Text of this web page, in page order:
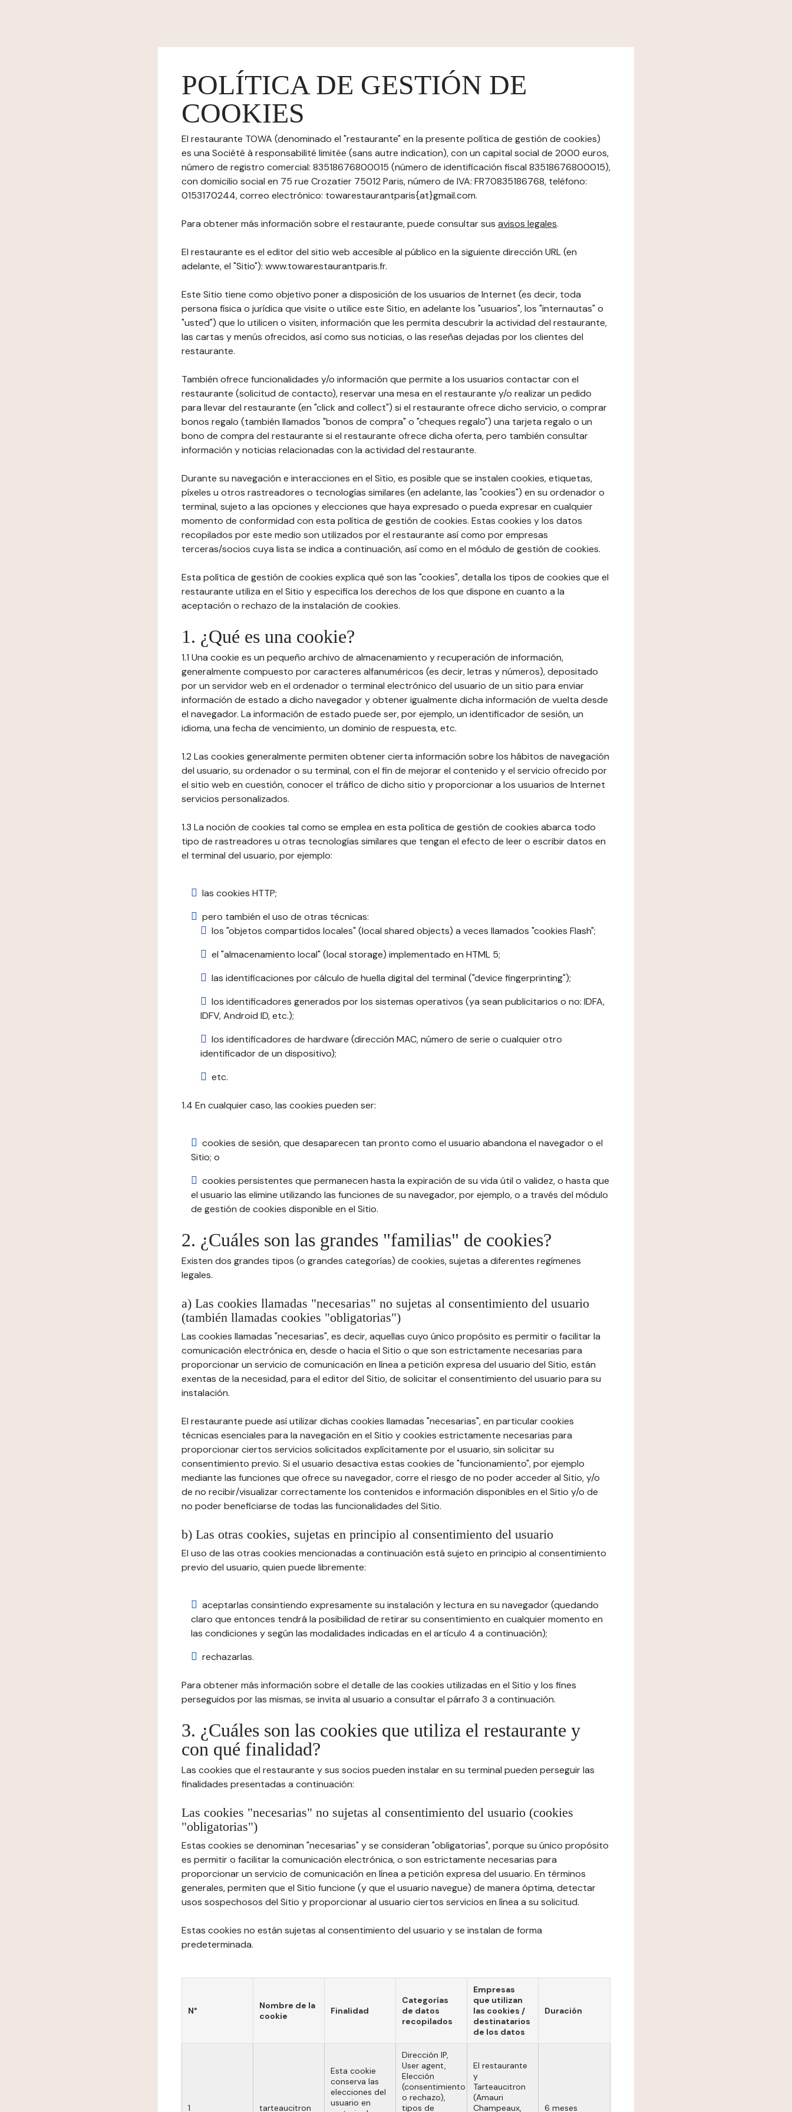
POLÍTICA DE GESTIÓN DE
COOKIES
El restaurante TOWA (denominado el "restaurante" en la presente política de gestión de cookies)
es una Société à responsabilité limitée (sans autre indication), con un capital social de 2000 euros,
número de registro comercial: 83518676800015 (número de identificación fiscal 83518676800015),
con domicilio social en 75 rue Crozatier 75012 Paris, número de IVA: FR70835186768, teléfono:
0153170244, correo electrónico: towarestaurantparis{at}gmail.com.
Para obtener más información sobre el restaurante, puede consultar sus avisos legales.
El restaurante es el editor del sitio web accesible al público en la siguiente dirección URL (en
adelante, el "Sitio"): www.towarestaurantparis.fr.
Este Sitio tiene como objetivo poner a disposición de los usuarios de Internet (es decir, toda
persona física o jurídica que visite o utilice este Sitio, en adelante los "usuarios", los "internautas" o
"usted") que lo utilicen o visiten, información que les permita descubrir la actividad del restaurante,
las cartas y menús ofrecidos, así como sus noticias, o las reseñas dejadas por los clientes del
restaurante.
También ofrece funcionalidades y/o información que permite a los usuarios contactar con el
restaurante (solicitud de contacto), reservar una mesa en el restaurante y/o realizar un pedido
para llevar del restaurante (en "click and collect") si el restaurante ofrece dicho servicio, o comprar
bonos regalo (también llamados "bonos de compra" o "cheques regalo") una tarjeta regalo o un
bono de compra del restaurante si el restaurante ofrece dicha oferta, pero también consultar
información y noticias relacionadas con la actividad del restaurante.
Durante su navegación e interacciones en el Sitio, es posible que se instalen cookies, etiquetas,
píxeles u otros rastreadores o tecnologías similares (en adelante, las "cookies") en su ordenador o
terminal, sujeto a las opciones y elecciones que haya expresado o pueda expresar en cualquier
momento de conformidad con esta política de gestión de cookies. Estas cookies y los datos
recopilados por este medio son utilizados por el restaurante así como por empresas
terceras/socios cuya lista se indica a continuación, así como en el módulo de gestión de cookies.
Esta política de gestión de cookies explica qué son las "cookies", detalla los tipos de cookies que el
restaurante utiliza en el Sitio y especifica los derechos de los que dispone en cuanto a la
aceptación o rechazo de la instalación de cookies.
1. ¿Qué es una cookie?
1.1 Una cookie es un pequeño archivo de almacenamiento y recuperación de información,
generalmente compuesto por caracteres alfanuméricos (es decir, letras y números), depositado
por un servidor web en el ordenador o terminal electrónico del usuario de un sitio para enviar
información de estado a dicho navegador y obtener igualmente dicha información de vuelta desde
el navegador. La información de estado puede ser, por ejemplo, un identificador de sesión, un
idioma, una fecha de vencimiento, un dominio de respuesta, etc.
1.2 Las cookies generalmente permiten obtener cierta información sobre los hábitos de navegación
del usuario, su ordenador o su terminal, con el fin de mejorar el contenido y el servicio ofrecido por
el sitio web en cuestión, conocer el tráfico de dicho sitio y proporcionar a los usuarios de Internet
servicios personalizados.
1.3 La noción de cookies tal como se emplea en esta política de gestión de cookies abarca todo
tipo de rastreadores u otras tecnologías similares que tengan el efecto de leer o escribir datos en
el terminal del usuario, por ejemplo:
las cookies HTTP;
pero también el uso de otras técnicas:
los "objetos compartidos locales" (local shared objects) a veces llamados "cookies Flash";
el "almacenamiento local" (local storage) implementado en HTML 5;
las identificaciones por cálculo de huella digital del terminal ("device fingerprinting");
los identificadores generados por los sistemas operativos (ya sean publicitarios o no: IDFA,
IDFV, Android ID, etc.);
los identificadores de hardware (dirección MAC, número de serie o cualquier otro
identificador de un dispositivo);
etc.
1.4 En cualquier caso, las cookies pueden ser:
cookies de sesión, que desaparecen tan pronto como el usuario abandona el navegador o el
Sitio; o
cookies persistentes que permanecen hasta la expiración de su vida útil o validez, o hasta que
el usuario las elimine utilizando las funciones de su navegador, por ejemplo, o a través del módulo
de gestión de cookies disponible en el Sitio.
2. ¿Cuáles son las grandes "familias" de cookies?
Existen dos grandes tipos (o grandes categorías) de cookies, sujetas a diferentes regímenes
legales.
a) Las cookies llamadas "necesarias" no sujetas al consentimiento del usuario
(también llamadas cookies "obligatorias")
Las cookies llamadas "necesarias", es decir, aquellas cuyo único propósito es permitir o facilitar la
comunicación electrónica en, desde o hacia el Sitio o que son estrictamente necesarias para
proporcionar un servicio de comunicación en línea a petición expresa del usuario del Sitio, están
exentas de la necesidad, para el editor del Sitio, de solicitar el consentimiento del usuario para su
instalación.
El restaurante puede así utilizar dichas cookies llamadas "necesarias", en particular cookies
técnicas esenciales para la navegación en el Sitio y cookies estrictamente necesarias para
proporcionar ciertos servicios solicitados explícitamente por el usuario, sin solicitar su
consentimiento previo. Si el usuario desactiva estas cookies de "funcionamiento", por ejemplo
mediante las funciones que ofrece su navegador, corre el riesgo de no poder acceder al Sitio, y/o
de no recibir/visualizar correctamente los contenidos e información disponibles en el Sitio y/o de
no poder beneficiarse de todas las funcionalidades del Sitio.
b) Las otras cookies, sujetas en principio al consentimiento del usuario
El uso de las otras cookies mencionadas a continuación está sujeto en principio al consentimiento
previo del usuario, quien puede libremente:
aceptarlas consintiendo expresamente su instalación y lectura en su navegador (quedando
claro que entonces tendrá la posibilidad de retirar su consentimiento en cualquier momento en
las condiciones y según las modalidades indicadas en el artículo 4 a continuación);
rechazarlas.
Para obtener más información sobre el detalle de las cookies utilizadas en el Sitio y los fines
perseguidos por las mismas, se invita al usuario a consultar el párrafo 3 a continuación.
3. ¿Cuáles son las cookies que utiliza el restaurante y
con qué finalidad?
Las cookies que el restaurante y sus socios pueden instalar en su terminal pueden perseguir las
finalidades presentadas a continuación:
Las cookies "necesarias" no sujetas al consentimiento del usuario (cookies
"obligatorias")
Estas cookies se denominan "necesarias" y se consideran "obligatorias", porque su único propósito
es permitir o facilitar la comunicación electrónica, o son estrictamente necesarias para
proporcionar un servicio de comunicación en línea a petición expresa del usuario. En términos
generales, permiten que el Sitio funcione (y que el usuario navegue) de manera óptima, detectar
usos sospechosos del Sitio y proporcionar al usuario ciertos servicios en línea a su solicitud.
Estas cookies no están sujetas al consentimiento del usuario y se instalan de forma
predeterminada.
N°
Nombre de la
cookie
Finalidad
Categorías
de datos
recopilados
Empresas
que utilizan
las cookies /
destinatarios
de los datos
Duración
1 tarteaucitron
Esta cookie
conserva las
elecciones del
usuario en
Dirección IP,
User agent,
Elección
(consentimiento
o rechazo),
tipos de
El restaurante
y
Tarteaucitron
(Amauri
Champeaux,
6 meses